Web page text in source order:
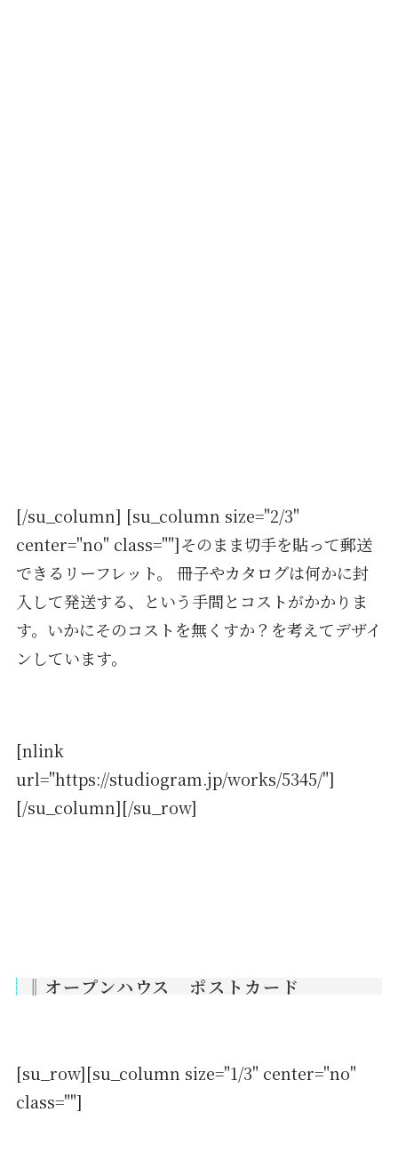
[/su_column] [su_column size="2/3"
center="no" class=""]そのまま切手を貼って郵送
できるリーフレット。 冊子やカタログは何かに封
入して発送する、という手間とコストがかかりま
す。いかにそのコストを無くすか？を考えてデザイ
ンしています。
[nlink
url="https://studiogram.jp/works/5345/"]
[/su_column][/su_row]
‖オープンハウス ポストカード
[su_row][su_column size="1/3" center="no"
class=""]